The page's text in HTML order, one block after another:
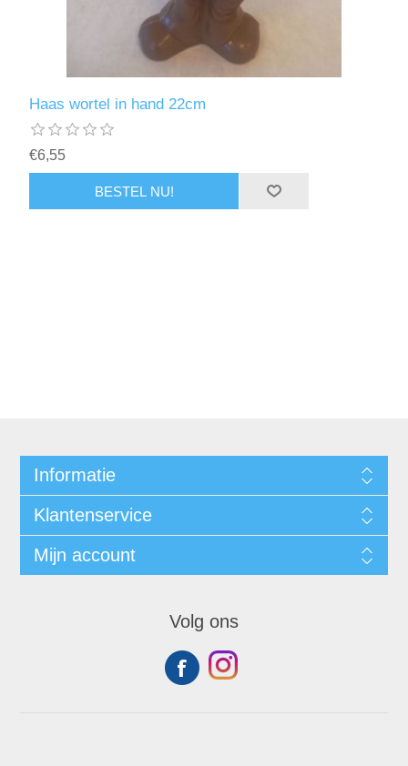
Haas wortel in hand 22cm
€6,55
Informatie
Klantenservice
Mijn account
Volg ons